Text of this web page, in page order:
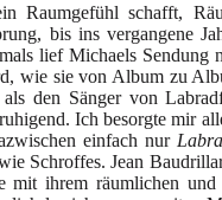
Raumgefühl schafft,
bis ins vergangene
lief Michaels Sendung
wie sie von Album zu
den Sänger von
Ich besorgte mir
einfach nur
Schroffes. Jean
ihrem räumlichen und